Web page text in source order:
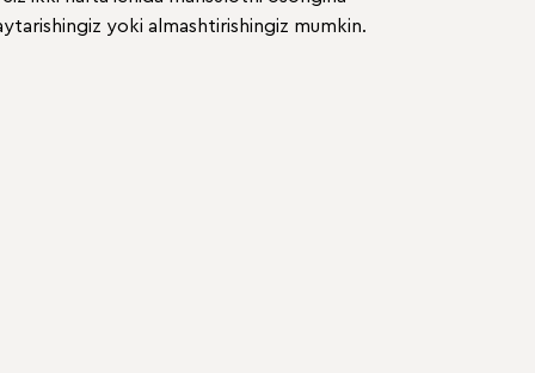
yoki almashtirishingiz mumkin.